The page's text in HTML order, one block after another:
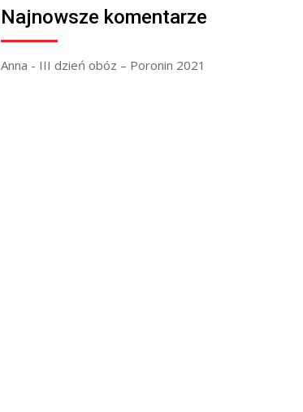
Najnowsze komentarze
Anna - III dzień obóz – Poronin 2021